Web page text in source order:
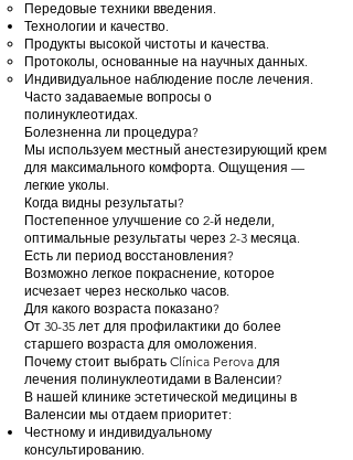
Передовые техники введения.
Технологии и качество.
Продукты высокой чистоты и качества.
Протоколы, основанные на научных данных.
Индивидуальное наблюдение после лечения.
Часто задаваемые вопросы о
полинуклеотидах.
Болезненна ли процедура?
Мы используем местный анестезирующий крем
для максимального комфорта. Ощущения —
легкие уколы.
Когда видны результаты?
Постепенное улучшение со 2-й недели,
оптимальные результаты через 2-3 месяца.
Есть ли период восстановления?
Возможно легкое покраснение, которое
исчезает через несколько часов.
Для какого возраста показано?
От 30-35 лет для профилактики до более
старшего возраста для омоложения.
Почему стоит выбрать Clínica Perova для
лечения полинуклеотидами в Валенсии?
В нашей клинике эстетической медицины в
Валенсии мы отдаем приоритет:
Честному и индивидуальному
консультированию.